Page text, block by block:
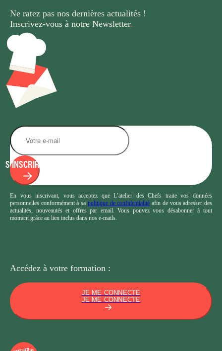
Ne ratez pas nos dernières actualités !
Inscrivez-vous à notre Newsletter.
S'INSCRIRE
En vous inscrivant, vous acceptez que L’atelier des Chefs traite vos données
personnelles conformément à sa politique de confidentialité afin de vous adresser des
actualités, nouveautés et offres par email. Vous pouvez vous désabonner à tout
moment grâce au lien inclus dans nos e-mails.
Accédez à votre formation :
JE ME CONNECTE
JE ME CONNECTE